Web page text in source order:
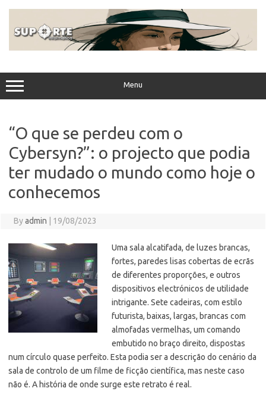
Menu
“O que se perdeu com o
Cybersyn?”: o projecto que podia
ter mudado o mundo como hoje o
conhecemos
Byadmin 19/08/2023
Uma sala alcatifada, de luzes brancas,
fortes, paredes lisas cobertas de ecrãs
de diferentes proporções, e outros
dispositivos electrónicos de utilidade
intrigante. Sete cadeiras, com estilo
futurista, baixas, largas, brancas com
almofadas vermelhas, um comando
embutido no braço direito, dispostas
num círculo quase perfeito. Esta podia ser a descrição do cenário da
sala de controlo de um filme de ficção científica, mas neste caso
não é. A história de onde surge este retrato é real.